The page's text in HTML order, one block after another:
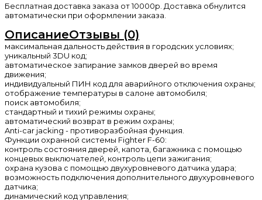
Бесплатная доставка заказа от 10000р. Доставка обнулится
автоматически при оформлении заказа.
ОписаниеОтзывы (0)
максимальная дальность действия в городских условиях;
уникальный 3DU код;
автоматическое запирание замков дверей во время
движения;
индивидуальный ПИН код для аварийного отключения охраны;
отображение температуры в салоне автомобиля;
поиск автомобиля;
стандартный и тихий режимы охраны;
автоматический возврат в режим охраны;
Anti-car jacking - противоразбойная функция.
Функции охранной системы Fighter F-60:
контроль состояния дверей, капота, багажника с помощью
концевых выключателей, контроль цепи зажигания;
охрана кузова с помощью двухуровневого датчика удара;
возможность подключения дополнительного двухуровневого
датчика;
динамический код управления;